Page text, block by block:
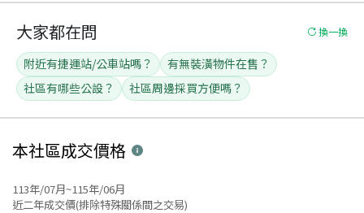
大家都在問 換一換
附近有捷運站/公車站嗎？
有無裝潢物件在售？
社區有哪些公設？
社區周邊採買方便嗎？
本社區成交價格
113年/07月~115年/06月
近二年成交價(排除特殊關係間之交易)